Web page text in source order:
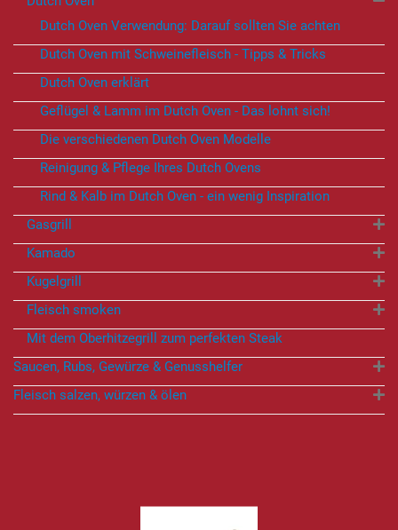
Dutch Oven Verwendung: Darauf sollten Sie achten
Dutch Oven mit Schweinefleisch - Tipps & Tricks
Dutch Oven erklärt
Geflügel & Lamm im Dutch Oven - Das lohnt sich!
Die verschiedenen Dutch Oven Modelle
Reinigung & Pflege Ihres Dutch Ovens
Rind & Kalb im Dutch Oven - ein wenig Inspiration
Gasgrill
Kamado
Kugelgrill
Fleisch smoken
Mit dem Oberhitzegrill zum perfekten Steak
Saucen, Rubs, Gewürze & Genusshelfer
Fleisch salzen, würzen & ölen